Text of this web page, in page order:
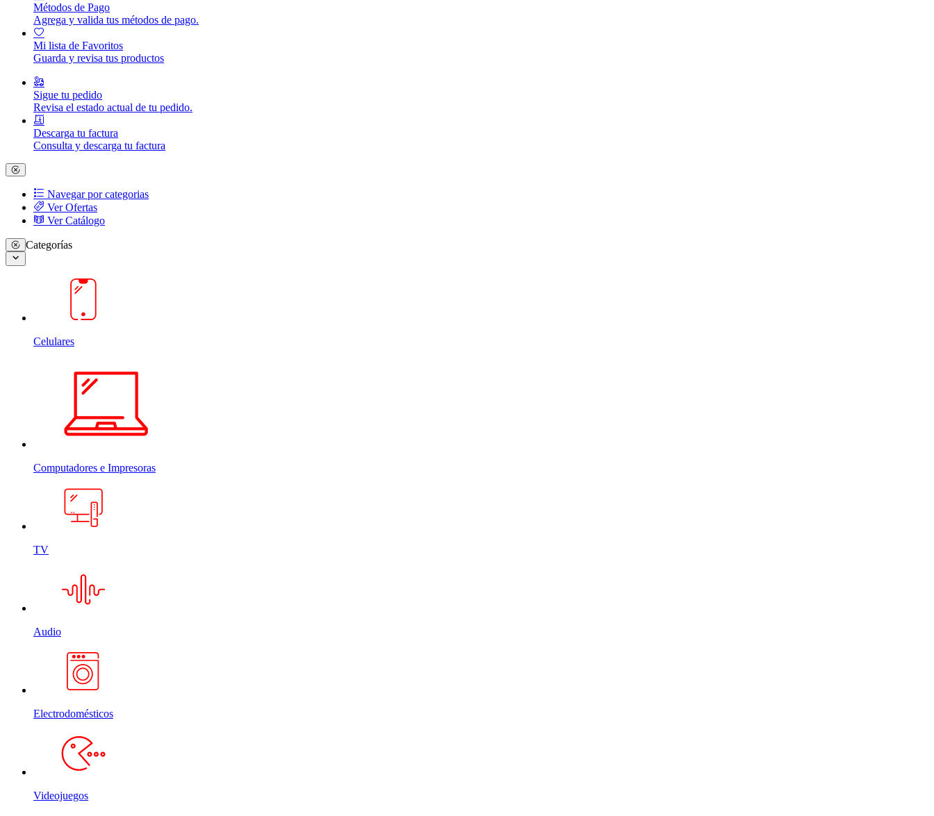
Métodos de Pago
Agrega y valida tus métodos de pago.
Mi lista de Favoritos
Guarda y revisa tus productos
Sigue tu pedido
Revisa el estado actual de tu pedido.
Descarga tu factura
Consulta y descarga tu factura
Navegar por categorias
Ver Ofertas
Ver Catálogo
Categorías
Celulares
Computadores e Impresoras
TV
Audio
Electrodomésticos
Videojuegos